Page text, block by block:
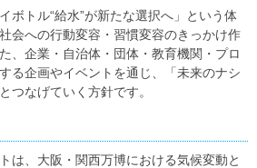
ボトル“給水”が新たな選択へ」という体
会への行動変容・習慣変容のきっかけ作
、企業・自治体・団体・教育機関・プロ
る企画やイベントを通じ、「未来のナシ
つなげていく方針です。
は、大阪・関西万博における気候変動と